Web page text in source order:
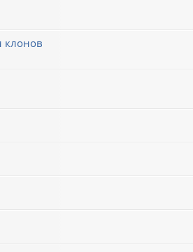
клонов